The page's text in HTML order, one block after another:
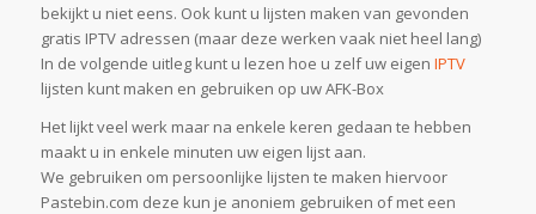
bekijkt u niet eens. Ook kunt u lijsten maken van gevonden
gratis IPTV adressen (maar deze werken vaak niet heel lang)
In de volgende uitleg kunt u lezen hoe u zelf uw eigen IPTV
lijsten kunt maken en gebruiken op uw AFK-Box
Het lijkt veel werk maar na enkele keren gedaan te hebben
maakt u in enkele minuten uw eigen lijst aan.
We gebruiken om persoonlijke lijsten te maken hiervoor
Pastebin.com deze kun je anoniem gebruiken of met een